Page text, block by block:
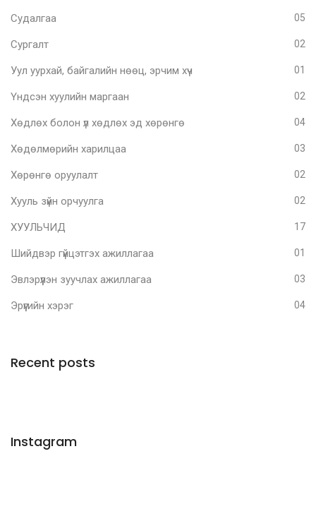
Судалгаа 05
Сургалт 02
Уул уурхай, байгалийн нөөц, эрчим хүч 01
Үндсэн хуулийн маргаан 02
Хөдлөх болон үл хөдлөх эд хөрөнгө 04
Хөдөлмөрийн харилцаа 03
Хөрөнгө оруулалт 02
Хууль зүйн орчуулга 02
ХУУЛЬЧИД 17
Шийдвэр гүйцэтгэх ажиллагаа 01
Эвлэрүүлэн зуучлах ажиллагаа 03
Эрүүгийн хэрэг 04
Recent posts
Instagram